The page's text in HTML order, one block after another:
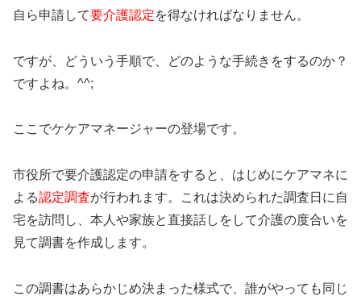
自ら申請して要介護認定を得なければなりません。
ですが、どういう手順で、どのような手続きをするのか？
ですよね。^^;
ここでケケアマネージャーの登場です。
市役所で要介護認定の申請をすると、はじめにケアマネに
よる認定調査が行われます。これは決められた調査日に自
宅を訪問し、本人や家族と直接話しをして介護の度合いを
見て調書を作成します。
この調書はあらかじめ決まった様式で、誰がやっても同じ